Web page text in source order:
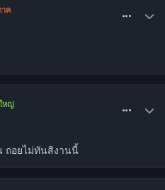
ค
หญ่
ถอยไม่ทันสิงานนี้